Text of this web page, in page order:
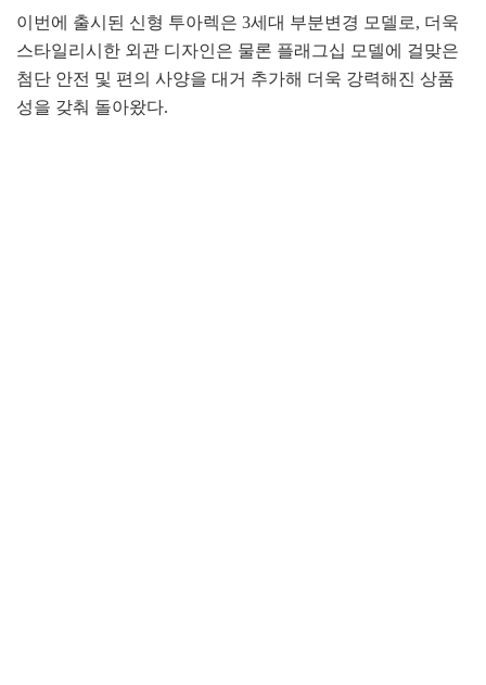
이번에 출시된 신형 투아렉은 3세대 부분변경 모델로, 더욱
스타일리시한 외관 디자인은 물론 플래그십 모델에 걸맞은
첨단 안전 및 편의 사양을 대거 추가해 더욱 강력해진 상품
성을 갖춰 돌아왔다.